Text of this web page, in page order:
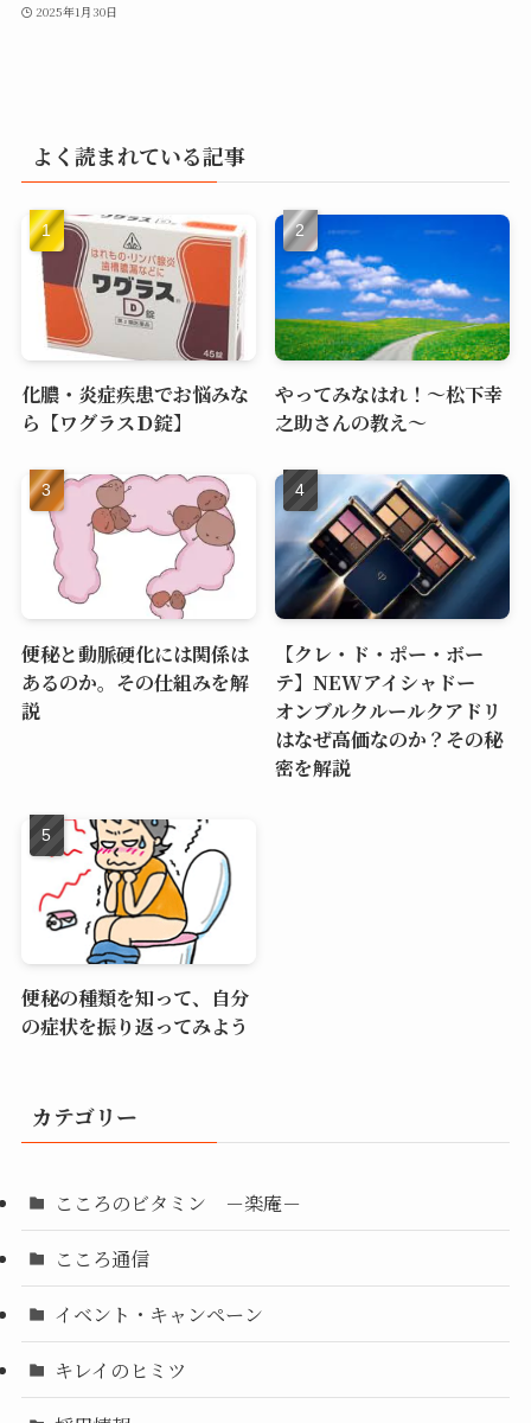
2025年1月30日
よく読まれている記事
化膿・炎症疾患でお悩みな
ら【ワグラスＤ錠】
やってみなはれ！～松下幸
之助さんの教え～
便秘と動脈硬化には関係は
あるのか。その仕組みを解
説
【クレ・ド・ポー・ボー
テ】NEWアイシャドー
オンブルクルールクアドリ
はなぜ高価なのか？その秘
密を解説
便秘の種類を知って、自分
の症状を振り返ってみよう
カテゴリー
こころのビタミン －楽庵－
こころ通信
イベント・キャンペーン
キレイのヒミツ